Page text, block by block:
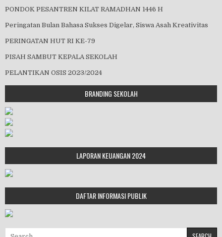
PONDOK PESANTREN KILAT RAMADHAN 1446 H
Peringatan Bulan Bahasa Sukses Digelar, Siswa Asah Kreativitas
PERINGATAN HUT RI KE-79
PISAH SAMBUT KEPALA SEKOLAH
PELANTIKAN OSIS 2023/2024
BRANDING SEKOLAH
LAPORAN KEUANGAN 2024
DAFTAR INFORMASI PUBLIK